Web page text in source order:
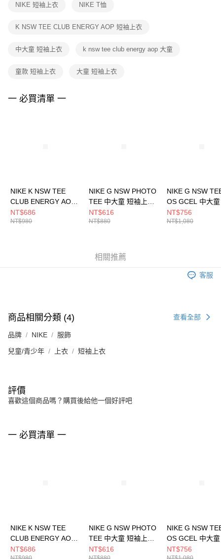
１．透過由恩沛科技股份有限公司提供之「AFTEE先享後付」服務完成之交
權轉讓予恩沛科技股份有限公司。
３．未成年的使用者請事先徵得法定代理人或監護人之同意方可使用
任。
請求用戶進行身份認證。
５．嚴禁一人註冊多個帳號或使用他人資訊註冊。若發現惡意使用之情形，
NIKE 短袖上衣 NIKE T恤
K NSW TEE CLUB ENERGY AOP 短袖上衣
中大童 短袖上衣 k nsw tee club energy aop 大童
童款 短袖上衣 大童 短袖上衣
一 必買清單 一
NIKE K NSW TEE
CLUB ENERGY AOP
中大童 短袖上衣
HQ9292345
NT$686
NT$980
NIKE G NSW PHOTO
TEE 中大童 短袖上衣
HQ2337100
NT$616
NT$880
NIKE G NSW
OS GCEL 中大
上衣 IF0389100
NT$756
NT$1,080
相關推薦
客服
商品相關分類 (4) 查看全部
品牌 NIKE 服飾
兒童/青少年 上衣 短袖上衣
評價
喜歡這個商品嗎？購買後給他一個好評吧
一 必買清單 一
NIKE K NSW TEE
CLUB ENERGY AOP
中大童 短袖上衣
NT$686
NIKE G NSW PHOTO
TEE 中大童 短袖上衣
HQ2337100
NT$616
NIKE G NSW
OS GCEL 中大
上衣 IF0389100
NT$756